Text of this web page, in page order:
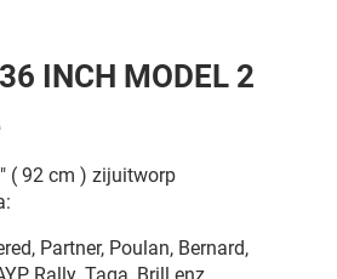
INCH MODEL 2
( 92 cm ) zijuitworp
Partner, Poulan, Bernard,
Rally, Taga, Brill enz.